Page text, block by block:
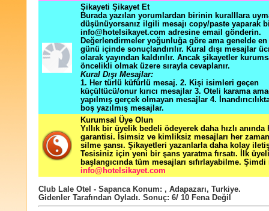
Şikayeti Şikayet Et
Burada yazılan yorumlardan birinin kuralllara
düşünüyorsanız ilgili mesajı copy/paste yaparak
info@hotelsikayet.com adresine email gönderin.
Değerlendirmeler yoğunluğa göre ama genelde
günü içinde sonuçlandırılır. Kural dışı mesajlar
olarak yayından kaldırılır. Ancak şikayetler
öncelikli olmak üzere sırayla cevaplanır.
Kural Dışı Mesajlar:
1. Her türlü küfürlü mesaj. 2. Kişi isimleri geçen
küçültücü/onur kırıcı mesajlar 3. Oteli karama
yapılmış gerçek olmayan mesajlar 4.
boş yazılmış mesajlar.
Kurumsal Üye Olun
Yıllık bir üyelik bedeli ödeyerek daha hızlı
garantisi. İsimsiz ve kimliksiz mesajları her zaman
silme şansı. Şikayetleri yazanlarla daha kolay
Tesisiniz için yeni bir şans yaratma fırsatı. İlk
başlangıcında tüm mesajları sıfırlayabilme. Şimdi
info@hotelsikayet.com
Club Lale Otel - SapancaKonum: , Adapazarı, Turkiye.
Gidenler Tarafından Oyladı. Sonuç: 6/ 10 Fena Değil